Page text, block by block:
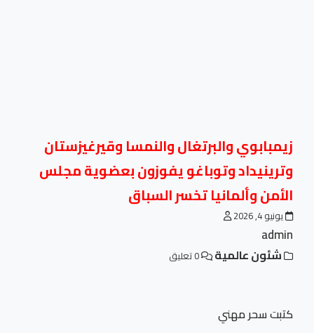
زيمبابوي والبرتغال والنمسا وقيرغيزستان
وترينيداد وتوباغو يفوزون بعضوية مجلس
الأمن وألمانيا تخسر السباق
يونيو 4, 2026
admin
شئون عالمية
كتبت سحر مهني